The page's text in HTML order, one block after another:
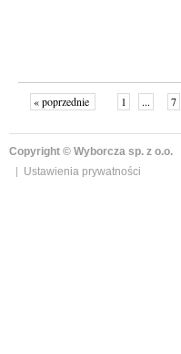
« poprzednie 1 ... 7
Copyright © Wyborcza sp. z o.o.
Ustawienia prywatności